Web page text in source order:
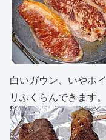
白いガウン、いやホ
リふくらんできます。